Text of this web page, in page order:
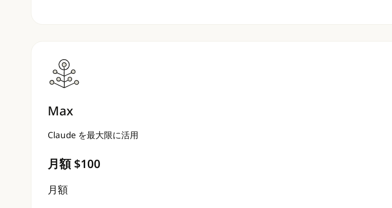
Max
Claude を最大限に活用
月額 $100
月額